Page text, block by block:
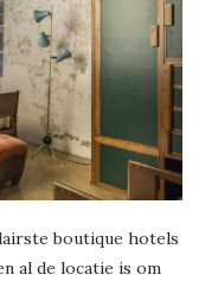
boutique hotels
al de locatie is om